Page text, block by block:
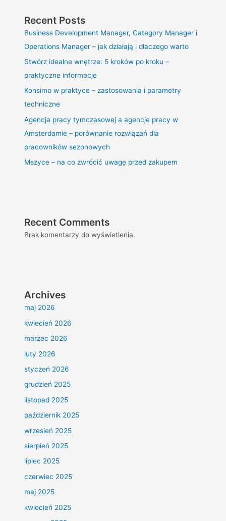
Recent Posts
Business Development Manager, Category Manager i
Operations Manager – jak działają i dlaczego warto
Stwórz idealne wnętrze: 5 kroków po kroku –
praktyczne informacje
Konsimo w praktyce – zastosowania i parametry
techniczne
Agencja pracy tymczasowej a agencje pracy w
Amsterdamie – porównanie rozwiązań dla
pracowników sezonowych
Mszyce – na co zwrócić uwagę przed zakupem
Recent Comments
Brak komentarzy do wyświetlenia.
Archives
maj 2026
kwiecień 2026
marzec 2026
luty 2026
styczeń 2026
grudzień 2025
listopad 2025
październik 2025
wrzesień 2025
sierpień 2025
lipiec 2025
czerwiec 2025
maj 2025
kwiecień 2025